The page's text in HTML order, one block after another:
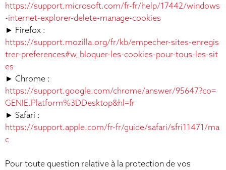
https://support.microsoft.com/fr-fr/help/17442/windows
-internet-explorer-delete-manage-cookies
► Firefox :
https://support.mozilla.org/fr/kb/empecher-sites-enregis
trer-preferences#w_bloquer-les-cookies-pour-tous-les-sit
es
► Chrome :
https://support.google.com/chrome/answer/95647?co=
GENIE.Platform%3DDesktop&hl=fr
► Safari :
https://support.apple.com/fr-fr/guide/safari/sfri11471/ma
c
Pour toute question relative à la protection de vos